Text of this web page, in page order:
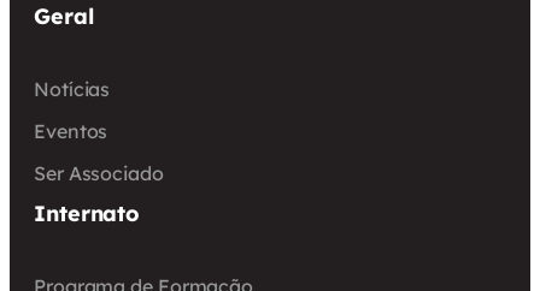
Geral
Notícias
Eventos
Ser Associado
Internato
Programa de Formação